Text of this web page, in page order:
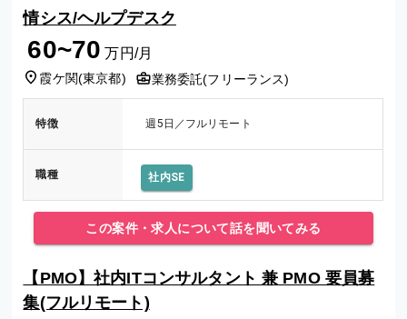
情シス/ヘルプデスク
60~70 万円/月
霞ケ関(東京都) 業務委託(フリーランス)
特徴 週5日／フルリモート
職種 社内SE
この案件・求人について話を聞いてみる
【PMO】社内ITコンサルタント 兼 PMO 要員募
集(フルリモート)